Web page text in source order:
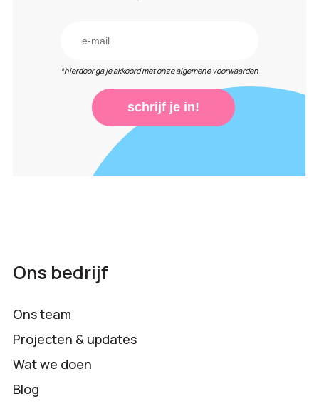
*hierdoor ga je akkoord met onze algemene voorwaarden
schrijf je in!
Ons bedrijf
Ons team
Projecten & updates
Wat we doen
Blog